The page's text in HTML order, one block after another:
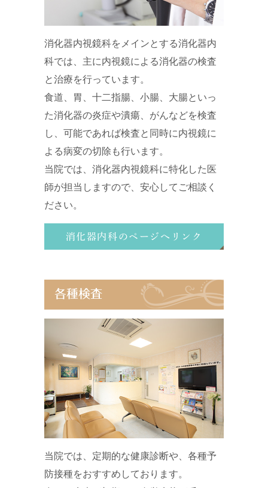
消化器内視鏡科をメインとする消化器内
科では、主に内視鏡による消化器の検査
と治療を行っています。
食道、胃、十二指腸、小腸、大腸といっ
た消化器の炎症や潰瘍、がんなどを検査
し、可能であれば検査と同時に内視鏡に
よる病変の切除も行います。
当院では、消化器内視鏡科に特化した医
師が担当しますので、安心してご相談く
ださい。
消化器内科のページへリンク
各種検査
当院では、定期的な健康診断や、各種予
防接種をおすすめしております。